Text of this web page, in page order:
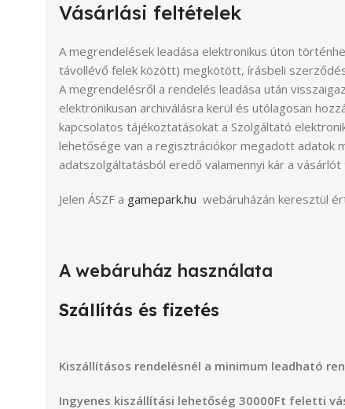
Vásárlási feltételek
A megrendelések leadása elektronikus úton
távollévő felek között) megkötött, írásbeli
A megrendelésről a rendelés leadása után
elektronikusan archiválásra kerül és utólagosan
kapcsolatos tájékoztatásokat a Szolgáltató
lehetősége van a regisztrációkor megadott adatok
adatszolgáltatásból eredő valamennyi kár a
Jelen ÁSZF a gamepark.hu webáruházán keresztül
A webáruház használata
Szállítás és fizetés
Kiszállításos rendelésnél a minimum leadható
Ingyenes kiszállítási lehetőség 30000Ft feletti